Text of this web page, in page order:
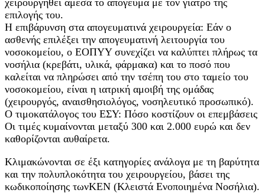
επιλογής του.
Η επιβάρυνση στα απογευματινά χειρουργεία: Εάν ο
ασθενής επιλέξει την απογευματινή λειτουργία του
νοσοκομείου, ο ΕΟΠΥΥ συνεχίζει να καλύπτει πλήρως τα
νοσήλια (κρεβάτι, υλικά, φάρμακα) και το ποσό που
καλείται να πληρώσει από την τσέπη του στο ταμείο του
νοσοκομείου, είναι η ιατρική αμοιβή της ομάδας
(χειρουργός, αναισθησιολόγος, νοσηλευτικό προσωπικό).
Ο τιμοκατάλογος του ΕΣΥ: Πόσο κοστίζουν οι επεμβάσεις
Οι τιμές κυμαίνονται μεταξύ 300 και 2.000 ευρώ και δεν
καθορίζονται αυθαίρετα.
Κλιμακώνονται σε έξι κατηγορίες ανάλογα με τη βαρύτητα
και την πολυπλοκότητα του χειρουργείου, βάσει της
κωδικοποίησης τωνΚΕΝ (Κλειστά Ενοποιημένα Νοσήλια).